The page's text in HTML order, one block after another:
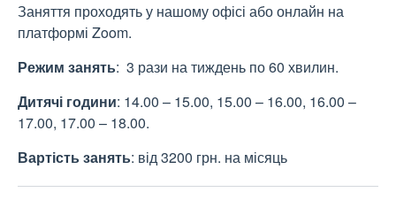
Заняття проходять у нашому офісі або онлайн на
платформі Zoom.
Режим занять: 3 рази на тиждень по 60 хвилин.
Дитячі години: 14.00 – 15.00, 15.00 – 16.00, 16.00 –
17.00, 17.00 – 18.00.
Вартість занять: від 3200 грн. на місяць